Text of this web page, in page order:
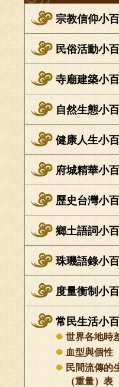
宗教信仰小
民俗活動小
寺廟建築小
自然生態小
健康人生小
府城精華小
歷史台灣小
鄉土語詞小
珠璣語錄小
度量衡制小
常民生活小
世界各地時
血型與個性
民間流傳的
（重量）表